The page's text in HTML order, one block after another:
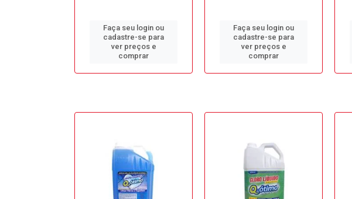
Faça seu login ou
cadastre-se para
ver preços e
comprar
Faça seu login ou
cadastre-se para
ver preços e
comprar